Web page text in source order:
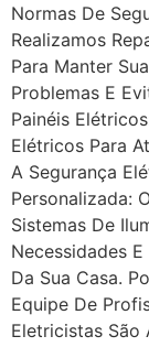
Normas De
Realizamos
Para Manter
Problemas E
Painéis
Elétricos Para
A Segurança
Personalizada:
Sistemas De
Necessidades
Da Sua Casa.
Equipe De
Eletricistas São